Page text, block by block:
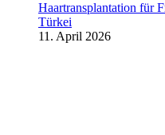
Haartransplantation für
Türkei
11. April 2026